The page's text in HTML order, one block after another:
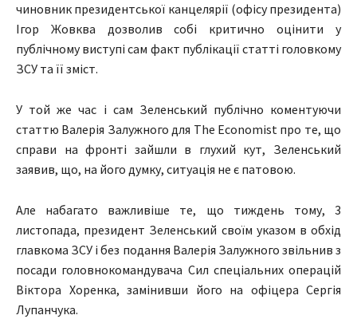
чиновник президентської канцелярії (офісу президента)
Ігор Жовква дозволив собі
критично оцінити
у
публічному виступі сам факт публікації статті головкому
ЗСУ та її зміст.
У той же час і сам Зеленський публічно коментуючи
статтю Валерія Залужного для The Economistпро те, що
справи на фронті зайшли в глухий кут, Зеленський
заявив, що, на його думку, ситуація не є патовою.
Але набагато важливіше те, що тиждень тому, 3
листопада, президент Зеленський своїм указом в обхід
главкома ЗСУ і без подання Валерія Залужного звільнив з
посади головнокомандувача Сил спеціальних операцій
Віктора Хоренка, замінивши його на офіцера Сергія
Лупанчука.